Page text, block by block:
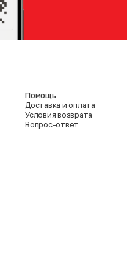
Помощь
Доставка и оплата
Условия возврата
Вопрос-ответ